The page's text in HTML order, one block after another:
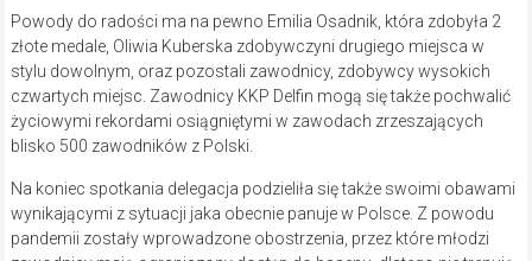
Powody do radości ma na pewno Emilia Osadnik, która zdobyła 2
złote medale, Oliwia Kuberska zdobywczyni drugiego miejsca w
stylu dowolnym, oraz pozostali zawodnicy, zdobywcy wysokich
czwartych miejsc. Zawodnicy KKP Delfin mogą się także pochwalić
życiowymi rekordami osiągniętymi w zawodach zrzeszających
blisko 500 zawodników z Polski.
Na koniec spotkania delegacja podzieliła się także swoimi obawami
wynikającymi z sytuacji jaka obecnie panuje w Polsce. Z powodu
pandemii zostały wprowadzone obostrzenia, przez które młodzi